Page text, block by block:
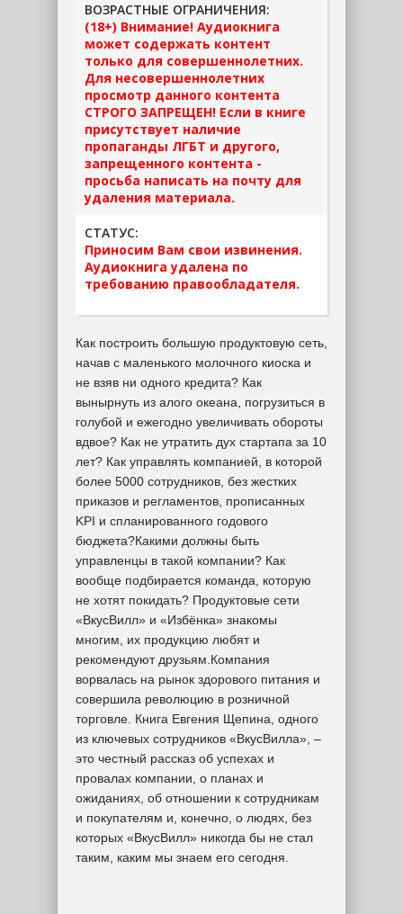
ВОЗРАСТНЫЕ ОГРАНИЧЕНИЯ:
(18+) Внимание! Аудиокнига
может содержать контент
только для совершеннолетних.
Для несовершеннолетних
просмотр данного контента
СТРОГО ЗАПРЕЩЕН! Если в книге
присутствует наличие
пропаганды ЛГБТ и другого,
запрещенного контента -
просьба написать на почту для
удаления материала.
СТАТУС:
Приносим Вам свои извинения.
Аудиокнига удалена по
требованию правообладателя.
Как построить большую продуктовую сеть,
начав с маленького молочного киоска и
не взяв ни одного кредита? Как
вынырнуть из алого океана, погрузиться в
голубой и ежегодно увеличивать обороты
вдвое? Как не утратить дух стартапа за 10
лет? Как управлять компанией, в которой
более 5000 сотрудников, без жестких
приказов и регламентов, прописанных
KPI и спланированного годового
бюджета?Какими должны быть
управленцы в такой компании? Как
вообще подбирается команда, которую
не хотят покидать? Продуктовые сети
«ВкусВилл» и «Избёнка» знакомы
многим, их продукцию любят и
рекомендуют друзьям.Компания
ворвалась на рынок здорового питания и
совершила революцию в розничной
торговле. Книга Евгения Щепина, одного
из ключевых сотрудников «ВкусВилла», –
это честный рассказ об успехах и
провалах компании, о планах и
ожиданиях, об отношении к сотрудникам
и покупателям и, конечно, о людях, без
которых «ВкусВилл» никогда бы не стал
таким, каким мы знаем его сегодня.